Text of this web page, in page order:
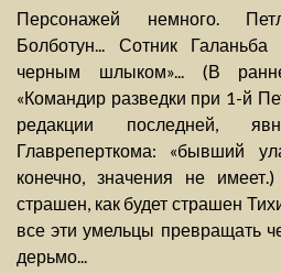
Персонажей немного.
Болботун... Сотник
черным шлыком»... (В
«Командир разведки при 1-й
редакции последней,
Главреперткома: «бывший
конечно, значения не
страшен, как будет страшен
все эти умельцы превращать
дерьмо...